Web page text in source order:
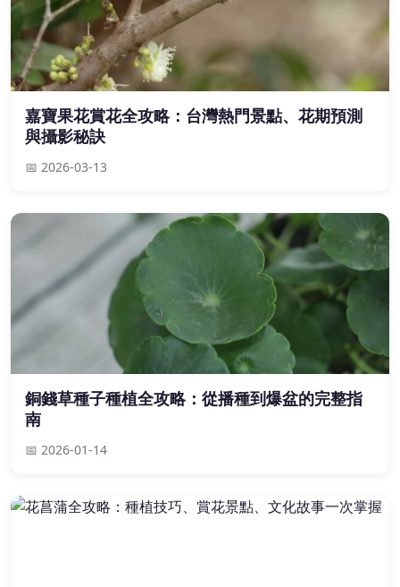
嘉寶果花賞花全攻略：台灣熱門景點、花期預測
與攝影秘訣
📅 2026-03-13
銅錢草種子種植全攻略：從播種到爆盆的完整指
南
📅 2026-01-14